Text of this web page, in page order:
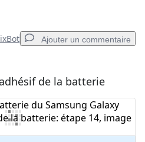
Ajouter un commentaire
un commentairede la batterie